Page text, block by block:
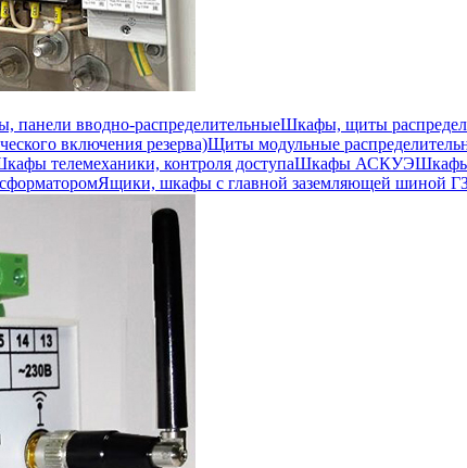
панели вводно-распределительныеШкафы, щиты
включения резерва)Щиты модульные
телемеханики, контроля доступаШкафы АСКУЭШкафы
Ящики, шкафы с главной заземляющей шиной